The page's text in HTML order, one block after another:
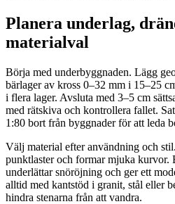
Planera underlag,
materialval
Börja med underbyggnaden. Lägg
bärlager av kross 0–32 mm i 15–25
i flera lager. Avsluta med 3–5 cm
med rätskiva och kontrollera fallet.
1:80 bort från byggnader för att leda
Välj material efter användning och
punktlaster och formar mjuka kurvor.
underlättar snöröjning och ger ett
alltid med kantstöd i granit, stål eller
hindra stenarna från att vandra.